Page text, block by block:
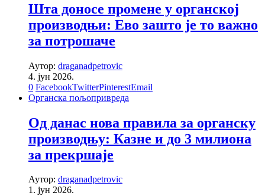
Шта доносе промене у органској
производњи: Ево зашто је то важно
за потрошаче
Аутор: draganadpetrovic
4. јун 2026.
0 FacebookTwitterPinterestEmail
Органска пољопривреда
Од данас нова правила за органску
производњу: Казне и до 3 милиона
за прекршаје
Аутор: draganadpetrovic
1. јун 2026.